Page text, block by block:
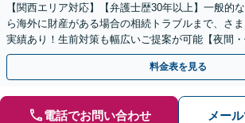
【関西エリア対応】【弁護士歴30年以上】一般的
ら海外に財産がある場合の相続トラブルまで、さ
実績あり！生前対策も幅広いご提案が可能【夜間
全個室】
料金表を見る
電話でお問い合わせ メー